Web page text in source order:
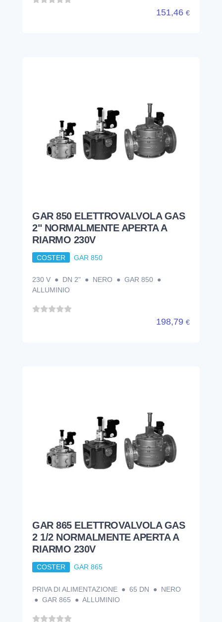
151,46 €
GAR 850 ELETTROVALVOLA GAS
2" NORMALMENTE APERTA A
RIARMO 230V
COSTER GAR 850
230 V ● DN 2" ● NERO ● GAR 850 ●
ALLUMINIO
198,79 €
GAR 865 ELETTROVALVOLA GAS
2 1/2 NORMALMENTE APERTA A
RIARMO 230V
COSTER GAR 865
PRIVA DI ALIMENTAZIONE ● 65 DN ● NERO
● GAR 865 ● ALLUMINIO